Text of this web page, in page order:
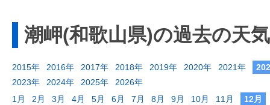
潮岬(和歌山県)の過去の天気
2015年 2016年 2017年 2018年 2019年 2020年 2021年
2023年
2024年 2025年
2026年
1月
2月 3月 4月 5月 6月 7月 8月 9月 10月 11月
12月